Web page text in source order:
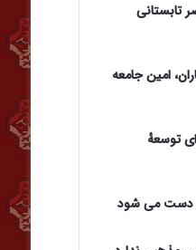
تابستانی
امین جامعه
توسعهٔ
دست می شود